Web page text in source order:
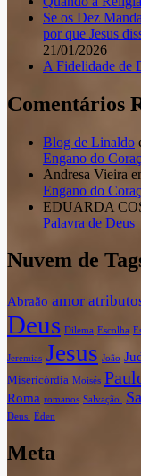
Se os Dez
por que Jesus
21/01/2026
A Fidelidade de
Comentários
Blog de Linaldo
Engano do
Andresa Vieira
Engano do
EDUARDA
Palavra de Deus
Nuvem de
Abraão amor
Deus Dilema Escolha
Jeremias Jesus João
Misericórdia Moisés
Roma romanos Salvação.
Deus. Éden
Meta